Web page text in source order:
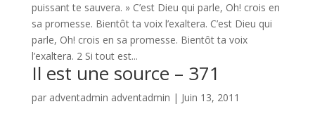
puissant te sauvera. » C’est Dieu qui parle, Oh! crois en
sa promesse. Bientôt ta voix l’exaltera. C’est Dieu qui
parle, Oh! crois en sa promesse. Bientôt ta voix
l’exaltera. 2 Si tout est...
Il est une source – 371
par adventadmin adventadmin | Juin 13, 2011